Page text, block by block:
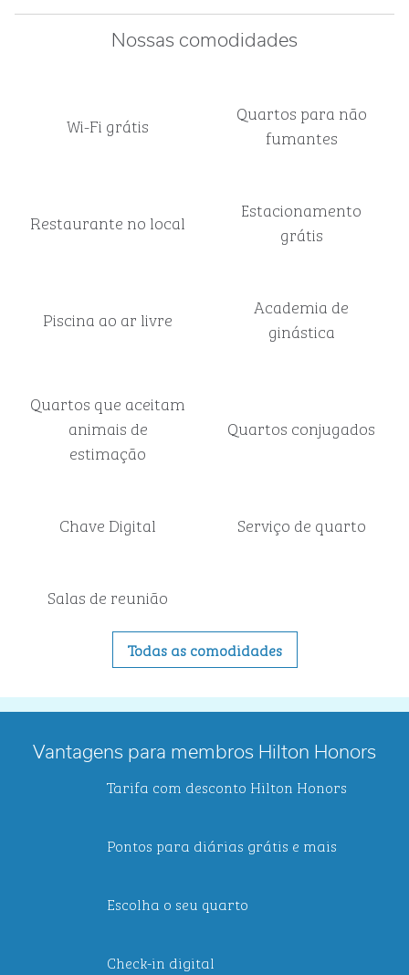
Nossas comodidades
Wi-Fi grátis
Quartos para não
fumantes
Restaurante no local
Estacionamento
grátis
Piscina ao ar livre
Academia de
ginástica
Quartos que aceitam
animais de
estimação
Quartos conjugados
Chave Digital Serviço de quarto
Salas de reunião
Todas as comodidades
Vantagens para membros Hilton Honors
Tarifa com desconto Hilton Honors
Pontos para diárias grátis e mais
Escolha o seu quarto
Check-in digital